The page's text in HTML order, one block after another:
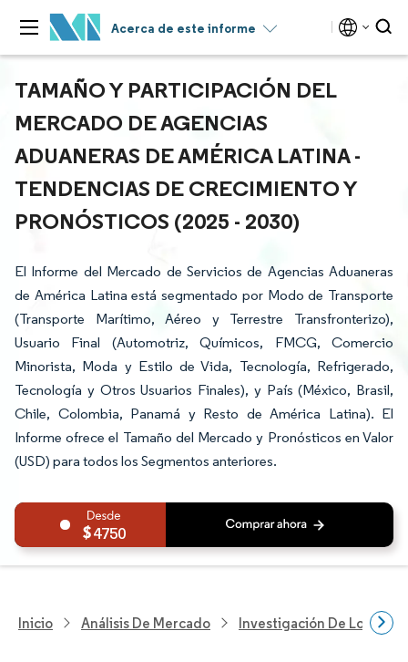
Acerca de este informe
TAMAÑO Y PARTICIPACIÓN DEL
MERCADO DE AGENCIAS
ADUANERAS DE AMÉRICA LATINA -
TENDENCIAS DE CRECIMIENTO Y
PRONÓSTICOS (2025 - 2030)
El Informe del Mercado de Servicios de Agencias Aduaneras
de América Latina está segmentado por Modo de Transporte
(Transporte Marítimo, Aéreo y Terrestre Transfronterizo),
Usuario Final (Automotriz, Químicos, FMCG, Comercio
Minorista, Moda y Estilo de Vida, Tecnología, Refrigerado,
Tecnología y Otros Usuarios Finales), y País (México, Brasil,
Chile, Colombia, Panamá y Resto de América Latina). El
Informe ofrece el Tamaño del Mercado y Pronósticos en Valor
(USD) para todos los Segmentos anteriores.
4750
Inicio Análisis De Mercado Investigación De Logística